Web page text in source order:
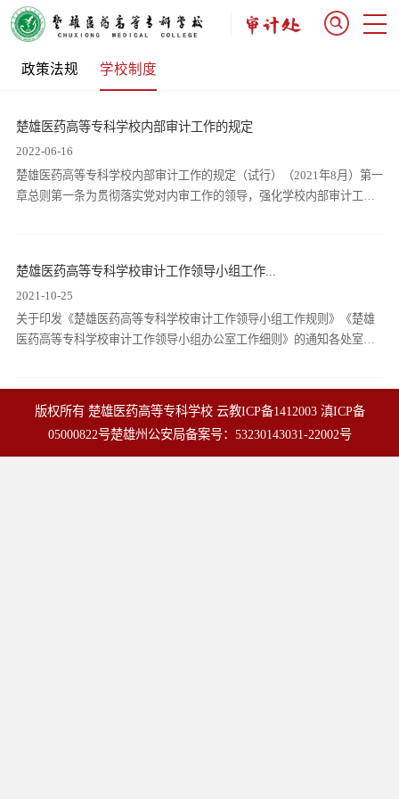
政策法规 学校制度
楚雄医药高等专科学校内部审计工作的规定
2022-06-16
楚雄医药高等专科学校内部审计工作的规定（试行）（2021年8月）第一
章总则第一条为贯彻落实党对内审工作的领导，强化学校内部审计工
楚雄医药高等专科学校审计工作领导小组工作...
2021-10-25
关于印发《楚雄医药高等专科学校审计工作领导小组工作规则》《楚雄
医药高等专科学校审计工作领导小组办公室工作细则》的通知各处室、
版权所有 楚雄医药高等专科学校 云教ICP备1412003 滇ICP备
05000822号楚雄州公安局备案号：53230143031-22002号